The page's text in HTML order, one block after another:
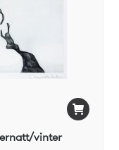
vinter